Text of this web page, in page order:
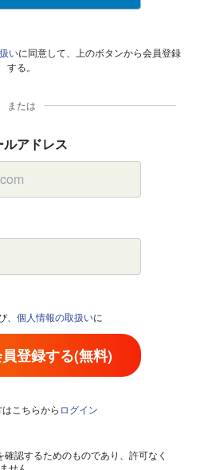
いに同意して、上のボタンから会員登録
する。
または
アドレス
、 個人情報の取扱いに
登録する(無料)
こちらから ログイン
認するためのものであり、許可なく
せん。